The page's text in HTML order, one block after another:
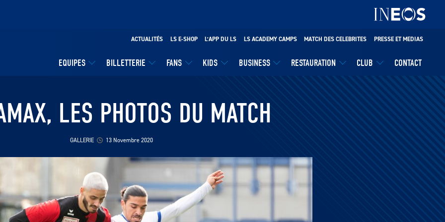
EQUIPES BILLETTERIE FANS KIDS BUSINESS RESTAURATION CLUB CONTACT
ACTUALITÉS LS E-SHOP L’APP DU LS LS ACADEMY CAMPS MATCH DES CELEBRITES PRESSE ET MEDIAS
LES PHOTOS DU MATCH
GALLERIE 13 Novembre 2020